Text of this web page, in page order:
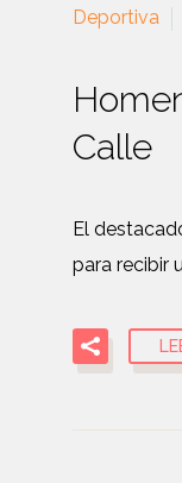
Deportiva
Calle
El
para recibir